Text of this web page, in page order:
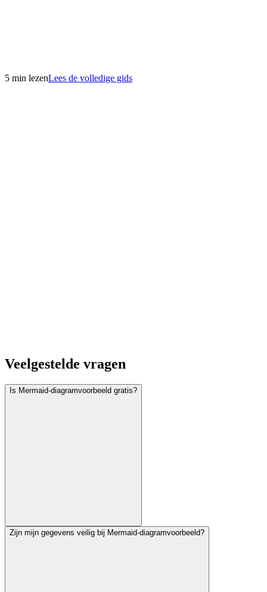
5 min lezenLees de volledige gids
Veelgestelde vragen
Is Mermaid-diagramvoorbeeld gratis?
Zijn mijn gegevens veilig bij Mermaid-diagramvoorbeeld?